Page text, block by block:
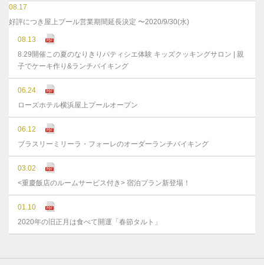
08.17
好評につき屋上プール営業期間延長決定 〜2020/9/30(水)
08.13
8.29開催この夏のなりきりパティシエ体験 キッズクッキングサロン | 親
子でケーキ作り&ランチバイキング
06.24
ローズホテル横浜屋上プールオープン
06.12
ブラスリーミリーラ・フォーレのオーダーランチバイキング
03.02
<重慶飯店のルームサービス付き> 宿泊プラン新登場！
01.10
2020年の旧正月は食べて開運「春節タルト」